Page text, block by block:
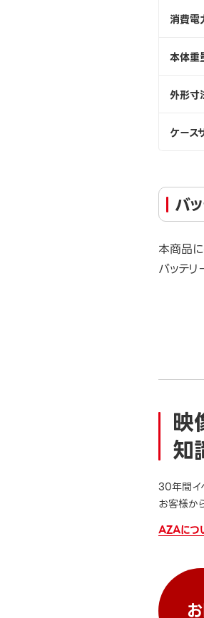
消費電
本体重
外形寸
ケース
バ
本商品
バッテ
映
知
30年間イ
お客様か
AZAにつ